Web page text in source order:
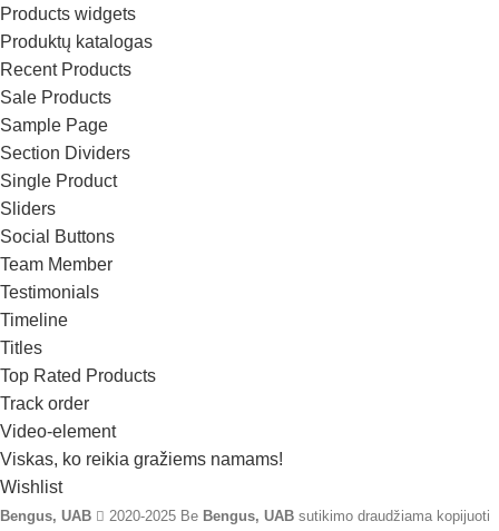
Products widgets
Produktų katalogas
Recent Products
Sale Products
Sample Page
Section Dividers
Single Product
Sliders
Social Buttons
Team Member
Testimonials
Timeline
Titles
Top Rated Products
Track order
Video-element
Viskas, ko reikia gražiems namams!
Wishlist
Bengus, UAB 2020-2025 Be Bengus, UAB sutikimo draudžiama kopijuoti